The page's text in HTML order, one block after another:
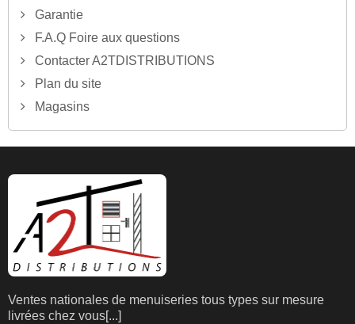
Garantie
F.A.Q Foire aux questions
Contacter A2TDISTRIBUTIONS
Plan du site
Magasins
Ventes nationales de menuiseries tous types sur mesure
livrées chez vous[...]